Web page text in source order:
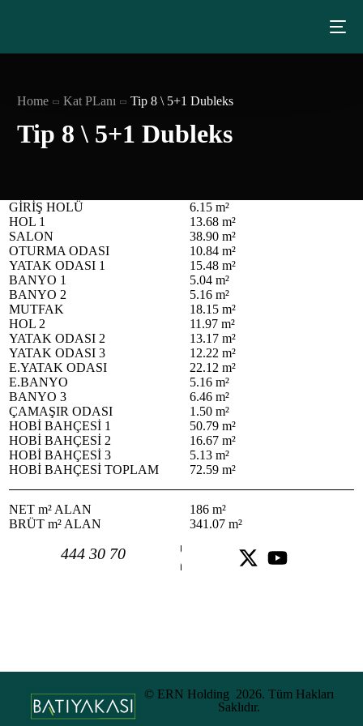
Home Kat PLanı Tip 8 \ 5+1 Dubleks
Tip 8 \ 5+1 Dubleks
GİRİŞ HOLÜ
HOL 1
SALON
OTURMA ODASI
YATAK ODASI 1
BANYO 1
BANYO 2
MUTFAK
HOL 2
YATAK ODASI 2
YATAK ODASI 3
E.YATAK ODASI
E.BANYO
BANYO 3
ÇAMAŞIR ODASI
HOBİ BAHÇESİ 1
HOBİ BAHÇESİ 2
HOBİ BAHÇESİ 3
HOBİ BAHÇESİ TOPLAM
6.15 m²
13.68 m²
38.90 m²
10.84 m²
15.48 m²
5.04 m²
5.16 m²
18.15 m²
11.97 m²
13.17 m²
12.22 m²
22.12 m²
5.16 m²
6.46 m²
1.50 m²
50.79 m²
16.67 m²
5.13 m²
72.59 m²
NET m² ALAN
BRÜT m² ALAN
186 m²
341.07 m²
444 30 70
© ERN Holding 2026. Tüm Hakları
Saklıdır.